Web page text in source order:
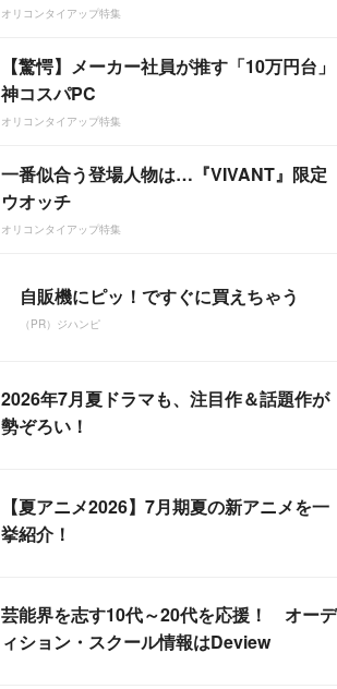
オリコンタイアップ特集
【驚愕】メーカー社員が推す「10万円台」
神コスパPC
オリコンタイアップ特集
一番似合う登場人物は…『VIVANT』限定
ウオッチ
オリコンタイアップ特集
自販機にピッ！ですぐに買えちゃう
（PR）ジハンピ
2026年7月夏ドラマも、注目作＆話題作が
勢ぞろい！
【夏アニメ2026】7月期夏の新アニメを一
挙紹介！
芸能界を志す10代～20代を応援！ オーデ
ィション・スクール情報はDeview